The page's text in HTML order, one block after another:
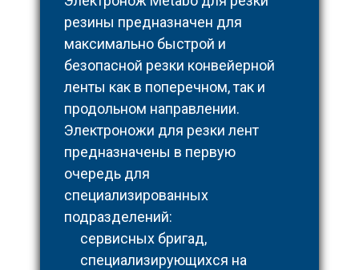
резины предназначен для
максимально быстрой и
безопасной резки конвейерной
ленты как в поперечном, так и
продольном направлении.
Электроножи для резки лент
предназначены в первую
очередь для
специализированных
подразделений:
сервисных бригад,
специализирующихся на